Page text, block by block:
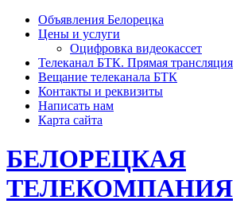
Объявления Белорецка
Цены и услуги
Оцифровка видеокассет
Телеканал БТК. Прямая трансляция
Вещание телеканала БТК
Контакты и реквизиты
Написать нам
Карта сайта
БЕЛОРЕЦКАЯ
ТЕЛЕКОМПАНИЯ